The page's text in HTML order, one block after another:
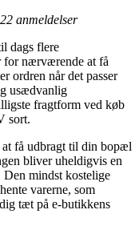
22 anmeldelser
dags flere
for nærværende at få
ordren når det passer
usædvanlig
fragtform ved køb
sort.
få udbragt til din bopæl
bliver uheldigvis en
Den mindst kostelige
varerne, som
tæt på e-butikkens